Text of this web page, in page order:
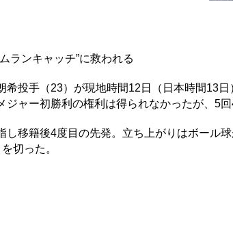
ランキャッチ”に救われる
投手（23）が現地時間12日（日本時間13
ジャー初勝利の権利は得られなかったが、5回
移籍後4度目の先発。立ち上がりはボール
切った。